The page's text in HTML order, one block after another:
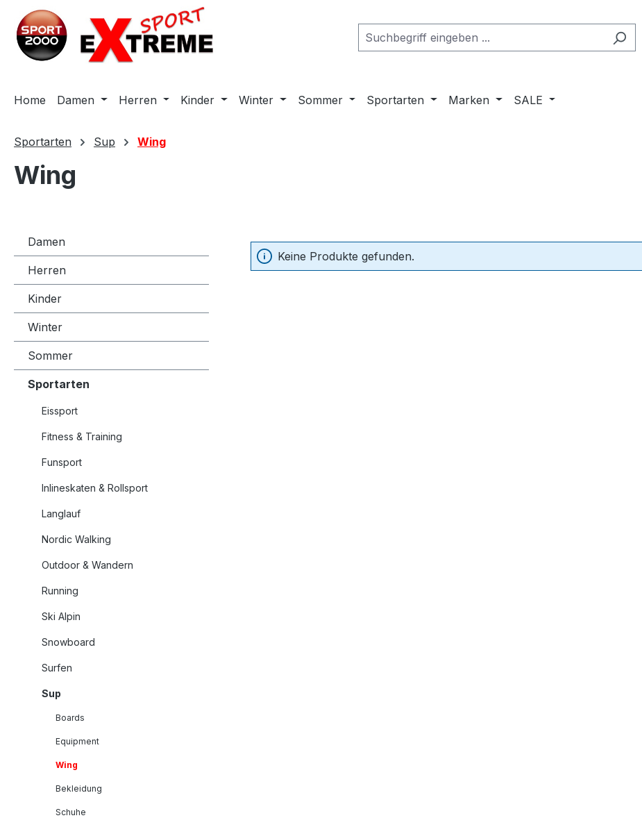
Hauptinhalt springen
Zur Suche springen
Zur Hauptnavigation springen
Home Damen Herren Kinder Winter Sommer Sportarten Marken SALE
Sportarten Sup Wing
Wing
Damen
Herren
Kinder
Winter
Sommer
Sportarten
Eissport
Fitness & Training
Funsport
Inlineskaten & Rollsport
Langlauf
Nordic Walking
Outdoor & Wandern
Running
Ski Alpin
Snowboard
Surfen
Sup
Boards
Equipment
Wing
Bekleidung
Schuhe
Keine Produkte gefunden.